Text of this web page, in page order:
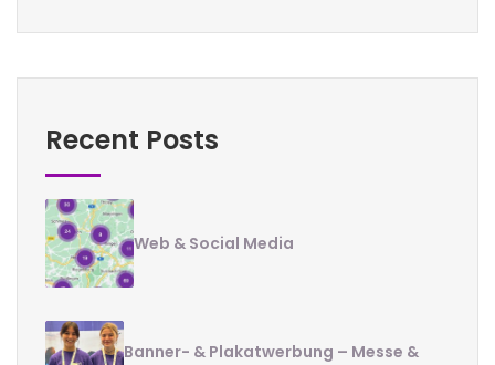
Recent Posts
Web & Social Media
Banner- & Plakatwerbung – Messe &